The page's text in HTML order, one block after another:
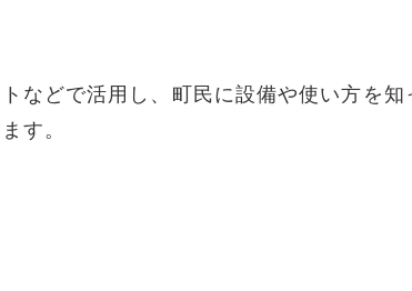
などで活用し、町民に設備や使い方を
す。